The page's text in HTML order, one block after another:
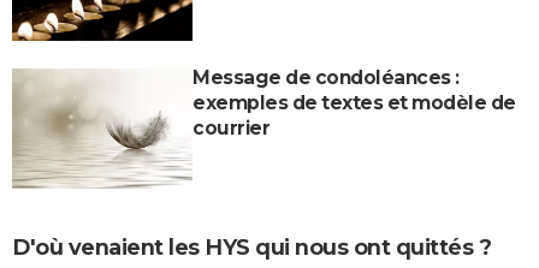
Message de condoléances :
exemples de textes et modèle de
courrier
D'où venaient les HYS qui nous ont quittés ?